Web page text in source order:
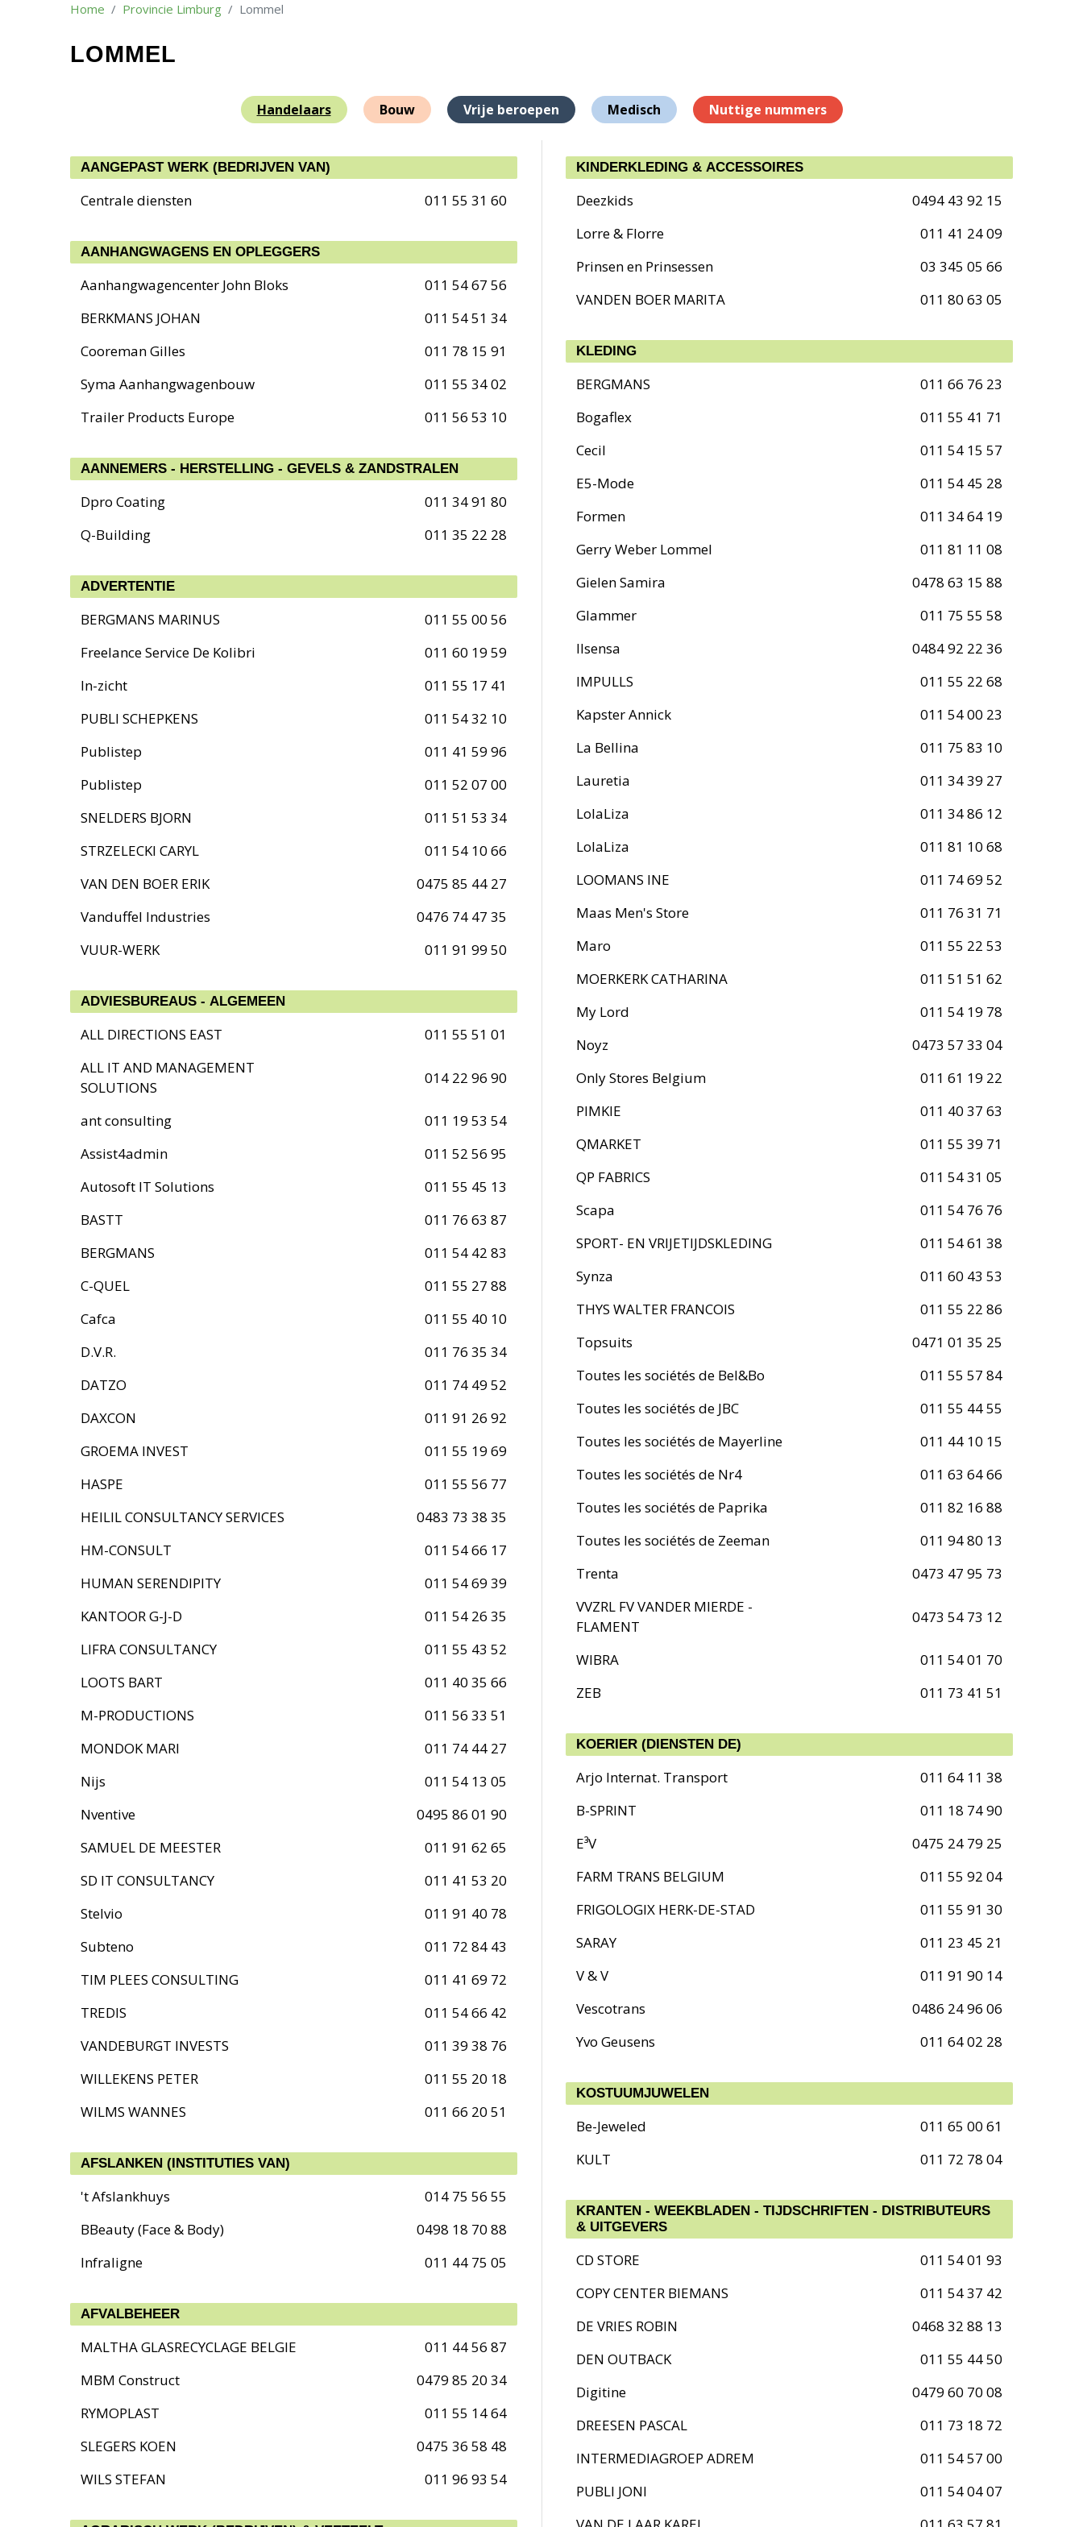
Home Provincie Limburg Lommel
LOMMEL
Handelaars Bouw Vrije beroepen Medisch Nuttige nummers
AANGEPAST WERK (BEDRIJVEN VAN)
Centrale diensten 011 55 31 60
AANHANGWAGENS EN OPLEGGERS
Aanhangwagencenter John Bloks
011 54 67 56
BERKMANS JOHAN
011 54 51 34
Cooreman Gilles
011 78 15 91
Syma Aanhangwagenbouw
011 55 34 02
Trailer Products Europe
011 56 53 10
AANNEMERS - HERSTELLING - GEVELS & ZANDSTRALEN
Dpro Coating
011 34 91 80
Q-Building
011 35 22 28
ADVERTENTIE
BERGMANS MARINUS
011 55 00 56
Freelance Service De Kolibri
011 60 19 59
In-zicht
011 55 17 41
PUBLI SCHEPKENS
011 54 32 10
Publistep
011 41 59 96
Publistep
011 52 07 00
SNELDERS BJORN
011 51 53 34
STRZELECKI CARYL
011 54 10 66
VAN DEN BOER ERIK
0475 85 44 27
Vanduffel Industries
0476 74 47 35
VUUR-WERK
011 91 99 50
ADVIESBUREAUS - ALGEMEEN
ALL DIRECTIONS EAST
011 55 51 01
ALL IT AND MANAGEMENT
SOLUTIONS
014 22 96 90
ant consulting
011 19 53 54
Assist4admin
011 52 56 95
Autosoft IT Solutions
011 55 45 13
BASTT
011 76 63 87
BERGMANS
011 54 42 83
C-QUEL
011 55 27 88
Cafca
011 55 40 10
D.V.R.
011 76 35 34
DATZO
011 74 49 52
DAXCON
011 91 26 92
GROEMA INVEST
011 55 19 69
HASPE
011 55 56 77
HEILIL CONSULTANCY SERVICES
0483 73 38 35
HM-CONSULT
011 54 66 17
HUMAN SERENDIPITY
011 54 69 39
KANTOOR G-J-D
011 54 26 35
LIFRA CONSULTANCY
011 55 43 52
LOOTS BART
011 40 35 66
M-PRODUCTIONS
011 56 33 51
MONDOK MARI
011 74 44 27
Nijs
011 54 13 05
Nventive
0495 86 01 90
SAMUEL DE MEESTER
011 91 62 65
SD IT CONSULTANCY
011 41 53 20
Stelvio
011 91 40 78
Subteno
011 72 84 43
TIM PLEES CONSULTING
011 41 69 72
TREDIS
011 54 66 42
VANDEBURGT INVESTS
011 39 38 76
WILLEKENS PETER
011 55 20 18
WILMS WANNES
011 66 20 51
AFSLANKEN (INSTITUTIES VAN)
't Afslankhuys
014 75 56 55
BBeauty (Face & Body)
0498 18 70 88
Infraligne
011 44 75 05
AFVALBEHEER
MALTHA GLASRECYCLAGE BELGIE
011 44 56 87
MBM Construct
0479 85 20 34
RYMOPLAST
011 55 14 64
SLEGERS KOEN
0475 36 58 48
WILS STEFAN
011 96 93 54
KINDERKLEDING & ACCESSOIRES
Deezkids
0494 43 92 15
Lorre & Florre
011 41 24 09
Prinsen en Prinsessen
03 345 05 66
VANDEN BOER MARITA
011 80 63 05
KLEDING
BERGMANS
011 66 76 23
Bogaflex
011 55 41 71
Cecil
011 54 15 57
E5-Mode
011 54 45 28
Formen
011 34 64 19
Gerry Weber Lommel
011 81 11 08
Gielen Samira
0478 63 15 88
Glammer
011 75 55 58
Ilsensa
0484 92 22 36
IMPULLS
011 55 22 68
Kapster Annick
011 54 00 23
La Bellina
011 75 83 10
Lauretia
011 34 39 27
LolaLiza
011 34 86 12
LolaLiza
011 81 10 68
LOOMANS INE
011 74 69 52
Maas Men's Store
011 76 31 71
Maro
011 55 22 53
MOERKERK CATHARINA
011 51 51 62
My Lord
011 54 19 78
Noyz
0473 57 33 04
Only Stores Belgium
011 61 19 22
PIMKIE
011 40 37 63
QMARKET
011 55 39 71
QP FABRICS
011 54 31 05
Scapa
011 54 76 76
SPORT- EN VRIJETIJDSKLEDING
011 54 61 38
Synza
011 60 43 53
THYS WALTER FRANCOIS
011 55 22 86
Topsuits
0471 01 35 25
Toutes les sociétés de Bel&Bo
011 55 57 84
Toutes les sociétés de JBC
011 55 44 55
Toutes les sociétés de Mayerline
011 44 10 15
Toutes les sociétés de Nr4
011 63 64 66
Toutes les sociétés de Paprika
011 82 16 88
Toutes les sociétés de Zeeman
011 94 80 13
Trenta
0473 47 95 73
VVZRL FV VANDER MIERDE -
FLAMENT
0473 54 73 12
WIBRA
011 54 01 70
ZEB
011 73 41 51
KOERIER (DIENSTEN DE)
Arjo Internat. Transport
011 64 11 38
B-SPRINT
011 18 74 90
E³V
0475 24 79 25
FARM TRANS BELGIUM
011 55 92 04
FRIGOLOGIX HERK-DE-STAD
011 55 91 30
SARAY
011 23 45 21
V & V
011 91 90 14
Vescotrans
0486 24 96 06
Yvo Geusens
011 64 02 28
KOSTUUMJUWELEN
Be-Jeweled
011 65 00 61
KULT
011 72 78 04
KRANTEN - WEEKBLADEN - TIJDSCHRIFTEN - DISTRIBUTEURS
& UITGEVERS
CD STORE
011 54 01 93
COPY CENTER BIEMANS
011 54 37 42
DE VRIES ROBIN
0468 32 88 13
DEN OUTBACK
011 55 44 50
Digitine
0479 60 70 08
DREESEN PASCAL
011 73 18 72
INTERMEDIAGROEP ADREM
011 54 57 00
PUBLI JONI
011 54 04 07